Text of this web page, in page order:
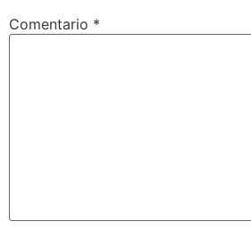
Comentario *